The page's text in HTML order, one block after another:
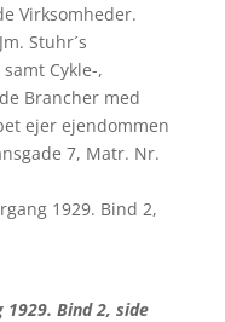
Virksomheder.
Stuhr´s
Cykle-,
Brancher med
ejer ejendommen
7, Matr. Nr.
1929. Bind 2,
1929. Bind 2, side